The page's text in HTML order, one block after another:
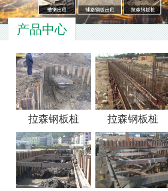
产品中心
拉森钢板桩 拉森钢板桩